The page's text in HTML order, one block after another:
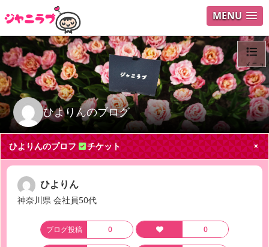
MENU
ひよりんのブログ
メニュ
ログイ
Search
ひよりんのプロフ チケット
ひよりん
神奈川県 会社員50代
ブログ投稿 0 0